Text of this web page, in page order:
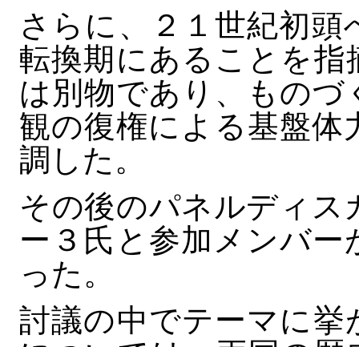
さらに、２１世紀初
転換期にあることを指
は別物であり、もの
観の復権による基盤体
調した。
その後のパネルディ
ー３氏と参加メンバ
った。
討議の中でテーマに挙